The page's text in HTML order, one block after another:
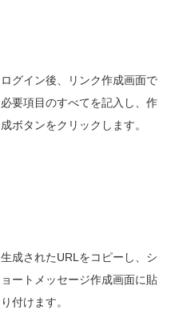
ログイン後、リンク作成画面で
必要項目のすべてを記入し、作
成ボタンをクリックします。
生成されたURLをコピーし、シ
ョートメッセージ作成画面に貼
り付けます。